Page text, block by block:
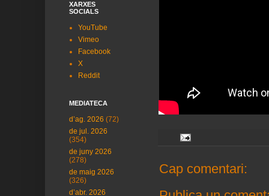
Cap comentari:
XARXES
SOCIALS
YouTube
Vimeo
Facebook
X
Reddit
MEDIATECA
d’ag. 2026 (72)
de jul. 2026
(354)
de juny 2026
(278)
de maig 2026
(326)
d’abr. 2026